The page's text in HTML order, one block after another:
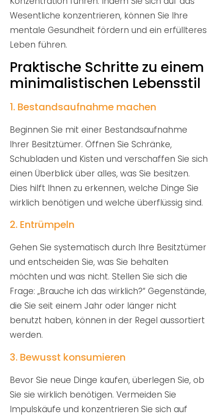
Wesentliche konzentrieren, können Sie Ihre
mentale Gesundheit fördern und ein erfüllteres
Leben führen.
Praktische Schritte zu einem
minimalistischen Lebensstil
1. Bestandsaufnahme machen
Beginnen Sie mit einer Bestandsaufnahme
Ihrer Besitztümer. Öffnen Sie Schränke,
Schubladen und Kisten und verschaffen Sie sich
einen Überblick über alles, was Sie besitzen.
Dies hilft Ihnen zu erkennen, welche Dinge Sie
wirklich benötigen und welche überflüssig sind.
2. Entrümpeln
Gehen Sie systematisch durch Ihre Besitztümer
und entscheiden Sie, was Sie behalten
möchten und was nicht. Stellen Sie sich die
Frage: „Brauche ich das wirklich?“ Gegenstände,
die Sie seit einem Jahr oder länger nicht
benutzt haben, können in der Regel aussortiert
werden.
3. Bewusst konsumieren
Bevor Sie neue Dinge kaufen, überlegen Sie, ob
Sie sie wirklich benötigen. Vermeiden Sie
Impulskäufe und konzentrieren Sie sich auf